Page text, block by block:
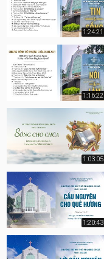
1:24:21
1:16:22
1:03:05
1:20:43